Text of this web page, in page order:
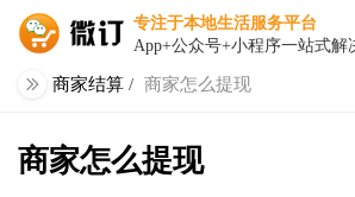
专注于本地生活服务平台
App+公众号+小程序一站式解
商家结算 / 商家怎么提现
商家怎么提现